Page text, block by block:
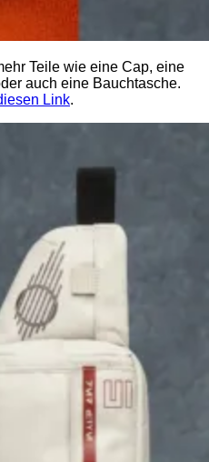
Teile wie eine Cap, eine
auch eine Bauchtasche.
Link.